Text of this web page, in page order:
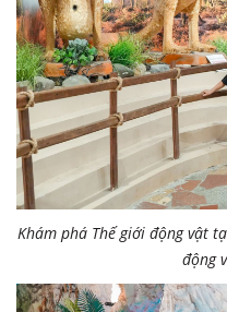
Khám phá Thế giới động vật
động